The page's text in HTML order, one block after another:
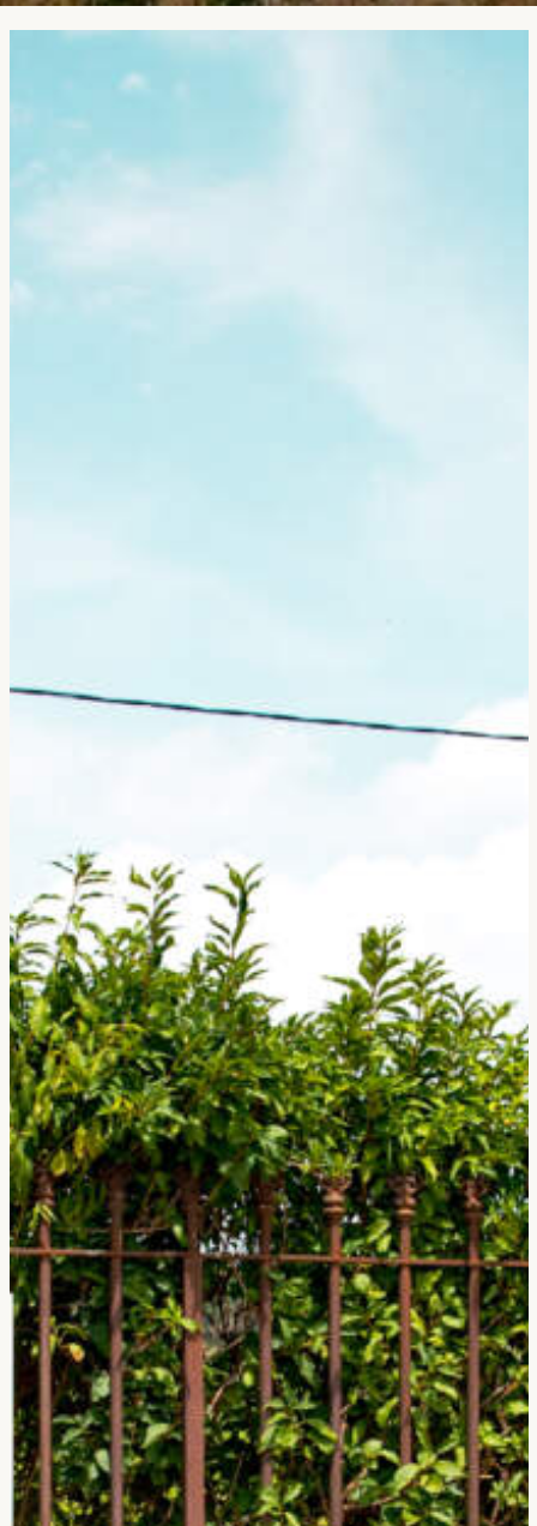
Pour offrir les meilleures expériences, nous utilisons des technologies telles que les
cookies pour stocker et/ou accéder aux informations des appareils. Le fait de consentir
à ces technologies nous permettra de traiter des données telles que le comportement de
navigation ou les ID uniques sur ce site. Le fait de ne pas consentir ou de retirer son
consentement peut avoir un effet négatif sur certaines caractéristiques et fonctions.
Accepter
Refuser
Voir les préférences
Politique de cookiesConfidentialité